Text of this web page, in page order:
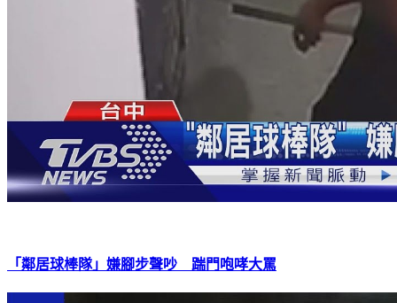
「鄰居球棒隊」嫌腳步聲吵 踹門咆哮大罵